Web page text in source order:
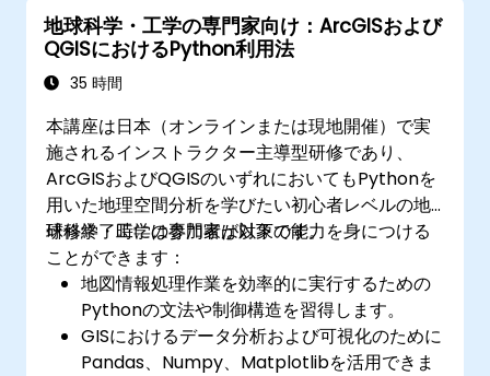
地球科学・工学の専門家向け：ArcGISおよび
QGISにおけるPython利用法
35 時間
本講座は日本（オンラインまたは現地開催）で実
施されるインストラクター主導型研修であり、
ArcGISおよびQGISのいずれにおいてもPythonを
用いた地理空間分析を学びたい初心者レベルの地
球科学・工学の専門家が対象です。
研修終了時には参加者は以下の能力を身につける
ことができます：
地図情報処理作業を効率的に実行するための
Pythonの文法や制御構造を習得します。
GISにおけるデータ分析および可視化のために
Pandas、Numpy、Matplotlibを活用できま